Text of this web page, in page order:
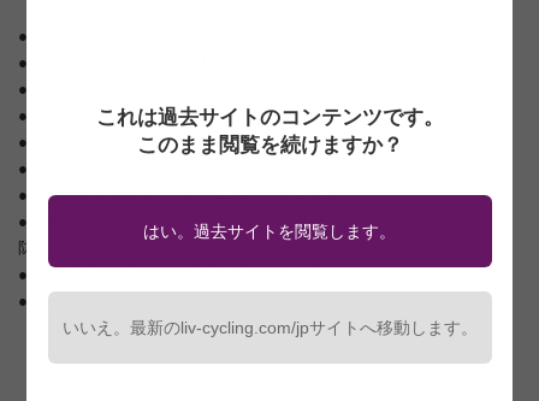
●超軽量ProTextura™素材を採用
●伸縮性のあるメッシュ素材をサイドパネルに配置し、通気性を確保
●伸縮性のある素材を肩と脇に採用し、スムーズな動作が可能
●バックポケット
●ジャージポケットの約半分の大きさにパッキング可能
●YKK 2-wayファスナー
●被視認性を高めるリフレクティブアクセント
●伸縮性に富んだシリコングリッパー付き袖と裾がジャケットのズレを
防止
●内側には小物を収納できる１つのポケット
●クラブフィット
これは過去サイトのコンテンツです。
このまま閲覧を続けますか？
はい。過去サイトを閲覧します。
いいえ。最新のliv-cycling.com/jpサイトへ移動します。